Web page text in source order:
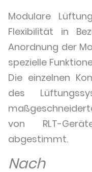
Modulare
Flexibilität in
Anordnung der
spezielle
Die einzelnen
des
von RLT-
abgestimmt.